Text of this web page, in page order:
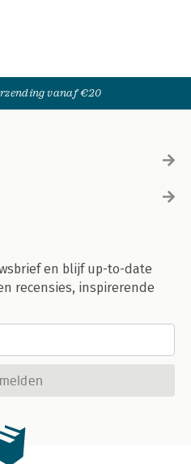
vanaf €20
en blijf up-to-date
recensies, inspirerende